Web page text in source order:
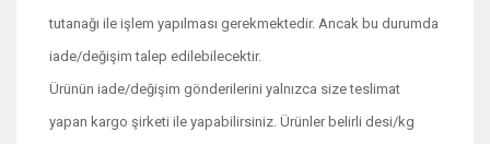
tutanağı ile işlem yapılması gerekmektedir. Ancak bu durumda
iade/değişim talep edilebilecektir.
Ürünün iade/değişim gönderilerini yalnızca size teslimat
yapan kargo şirketi ile yapabilirsiniz. Ürünler belirli desi/kg